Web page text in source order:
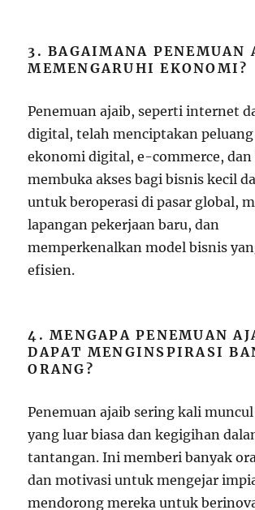
3. BAGAIMANA PENEMUAN
MEMENGARUHI EKONOMI?
Penemuan ajaib, seperti internet
digital, telah menciptakan peluang
ekonomi digital, e-commerce,
membuka akses bagi bisnis kecil
untuk beroperasi di pasar global,
lapangan pekerjaan baru, dan
memperkenalkan model bisnis
efisien.
4. MENGAPA PENEMUAN
DAPAT MENGINSPIRASI
ORANG?
Penemuan ajaib sering kali
yang luar biasa dan kegigihan
tantangan. Ini memberi banyak
dan motivasi untuk mengejar
mendorong mereka untuk